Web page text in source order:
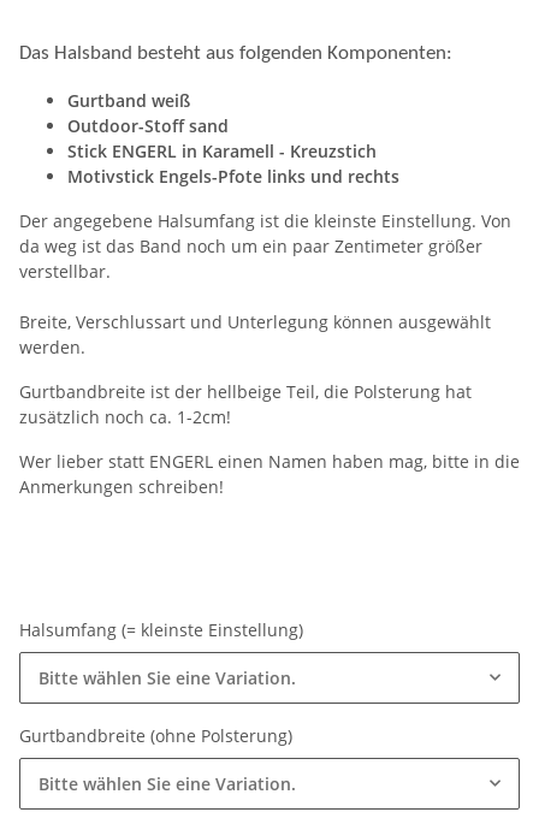
Das Halsband besteht aus folgenden Komponenten:
Gurtband weiß
Outdoor-Stoff sand
Stick ENGERL in Karamell - Kreuzstich
Motivstick Engels-Pfote links und rechts
Der angegebene Halsumfang ist die kleinste Einstellung. Von
da weg ist das Band noch um ein paar Zentimeter größer
verstellbar.
Breite, Verschlussart und Unterlegung können ausgewählt
werden.
Gurtbandbreite ist der hellbeige Teil, die Polsterung hat
zusätzlich noch ca. 1-2cm!
Wer lieber statt ENGERL einen Namen haben mag, bitte in die
Anmerkungen schreiben!
Halsumfang (= kleinste Einstellung)
Bitte wählen Sie eine Variation.
Gurtbandbreite (ohne Polsterung)
Bitte wählen Sie eine Variation.